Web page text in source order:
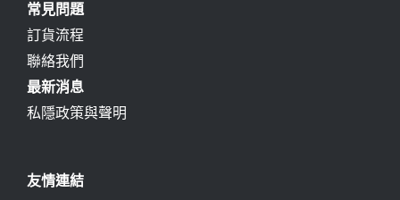
常見問題
訂貨流程
聯絡我們
最新消息
私隱政策與聲明
友情連結